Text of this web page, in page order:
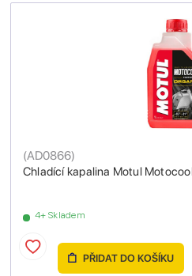
Chladící kapalina Motul
(AD0866)
4+ Skladem
PŘIDAT DO KOŠÍKU